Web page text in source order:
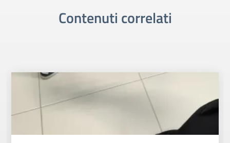
Contenuti correlati